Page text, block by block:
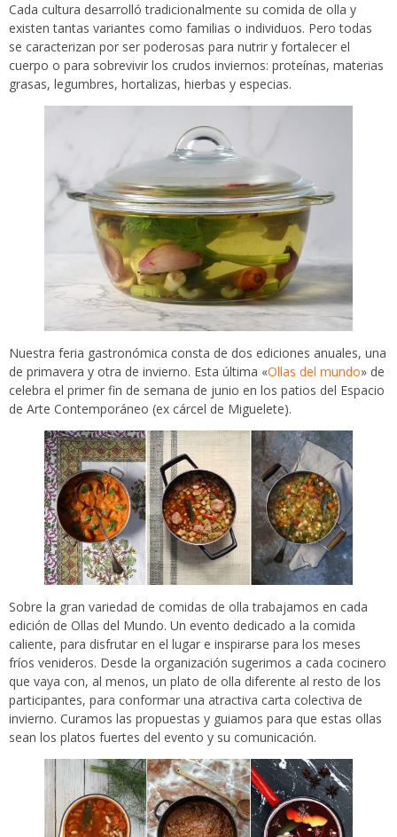
Cada cultura desarrolló tradicionalmente su comida de olla y
existen tantas variantes como familias o individuos. Pero todas
se caracterizan por ser poderosas para nutrir y fortalecer el
cuerpo o para sobrevivir los crudos inviernos: proteínas, materias
grasas, legumbres, hortalizas, hierbas y especias.
Nuestra feria gastronómica consta de dos ediciones anuales, una
de primavera y otra de invierno. Esta última «Ollas del mundo» de
celebra el primer fin de semana de junio en los patios del Espacio
de Arte Contemporáneo (ex cárcel de Miguelete).
Sobre la gran variedad de comidas de olla trabajamos en cada
edición de Ollas del Mundo. Un evento dedicado a la comida
caliente, para disfrutar en el lugar e inspirarse para los meses
fríos venideros. Desde la organización sugerimos a cada cocinero
que vaya con, al menos, un plato de olla diferente al resto de los
participantes, para conformar una atractiva carta colectiva de
invierno. Curamos las propuestas y guiamos para que estas ollas
sean los platos fuertes del evento y su comunicación.